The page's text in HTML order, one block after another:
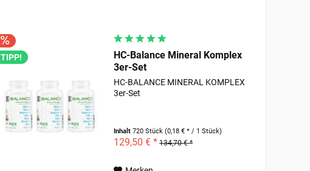
TIPP!
HC-Balance Mineral Komplex
3er-Set
HC-BALANCE MINERAL KOMPLEX
3er-Set
Inhalt720 Stück(0,18 € * / 1 Stück)
129,50 € * 134,70 € *